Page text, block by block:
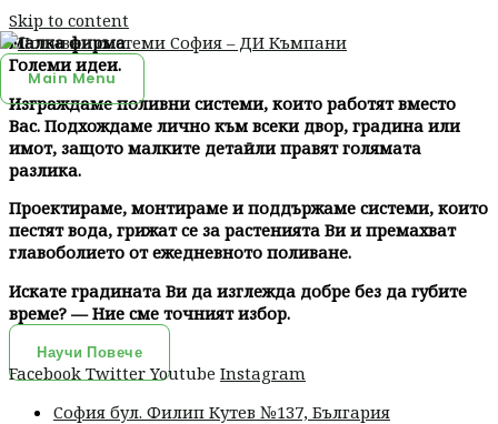
Skip to content
Main Menu
Малка фирма
Големи идеи.
Изграждаме поливни системи, които работят вместо
Вас. Подхождаме лично към всеки двор, градина или
имот, защото малките детайли правят голямата
разлика.
Проектираме, монтираме и поддържаме системи, които
пестят вода, грижат се за растенията Ви и премахват
главоболието от ежедневното поливане.
Искате градината Ви да изглежда добре без да губите
време? — Ние сме точният избор.
Научи Повече
Facebook Twitter Youtube Instagram
София бул. Филип Кутев №137, България